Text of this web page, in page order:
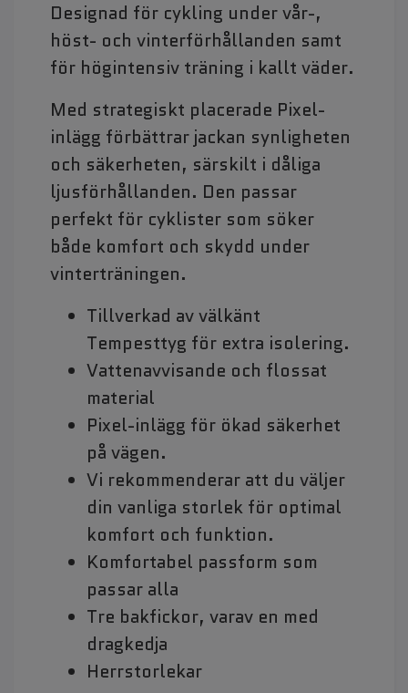
Designad för cykling under vår-,
höst- och vinterförhållanden samt
för högintensiv träning i kallt väder.
Med strategiskt placerade Pixel-
inlägg förbättrar jackan synligheten
och säkerheten, särskilt i dåliga
ljusförhållanden. Den passar
perfekt för cyklister som söker
både komfort och skydd under
vinterträningen.
Tillverkad av välkänt
Tempesttyg för extra isolering.
Vattenavvisande och flossat
material
Pixel-inlägg för ökad säkerhet
på vägen.
Vi rekommenderar att du väljer
din vanliga storlek för optimal
komfort och funktion.
Komfortabel passform som
passar alla
Tre bakfickor, varav en med
dragkedja
Herrstorlekar